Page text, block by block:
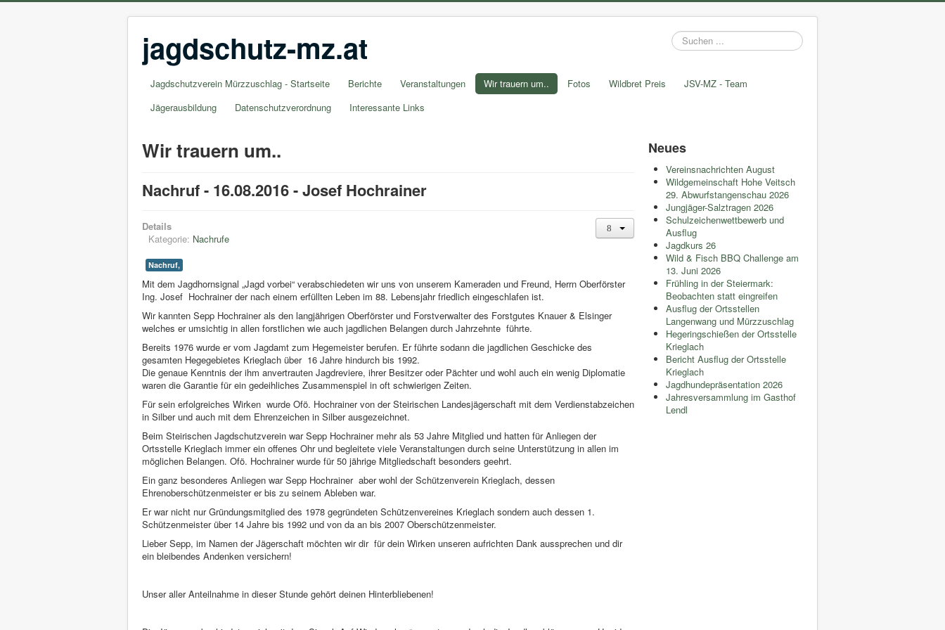
jagdschutz-mz.at
Suchen
...
Jagdschutzverein Mürzzuschlag - Startseite Berichte Veranstaltungen Wir trauern um.. Fotos Wildbret Preis
JSV-MZ - Team
Jägerausbildung
Datenschutzverordnung Interessante Links
Wir trauern um..
Nachruf - 16.08.2016 - Josef Hochrainer
Details
Kategorie: Nachrufe
Nachruf,
Mit dem Jagdhornsignal „Jagd vorbei“ verabschiedeten wir uns von unserem Kameraden und Freund, Herrn Oberförster
Ing. Josef Hochrainer der nach einem erfüllten Leben im 88. Lebensjahr friedlich eingeschlafen ist.
Wir kannten Sepp Hochrainer als den langjährigen Oberförster und Forstverwalter des Forstgutes Knauer & Elsinger
welches er umsichtig in allen forstlichen wie auch jagdlichen Belangen durch Jahrzehnte führte.
Bereits 1976 wurde er vom Jagdamt zum Hegemeister berufen. Er führte sodann die jagdlichen Geschicke des
gesamten Hegegebietes Krieglach über 16 Jahre hindurch bis 1992.
Die genaue Kenntnis der ihm anvertrauten Jagdreviere, ihrer Besitzer oder Pächter und wohl auch ein wenig Diplomatie
waren die Garantie für ein gedeihliches Zusammenspiel in oft schwierigen Zeiten.
Für sein erfolgreiches Wirken wurde Ofö. Hochrainer von der Steirischen Landesjägerschaft mit dem Verdienstabzeichen
in Silber und auch mit dem Ehrenzeichen in Silber ausgezeichnet.
Beim Steirischen Jagdschutzverein war Sepp Hochrainer mehr als 53 Jahre Mitglied und hatten für Anliegen der
Ortsstelle Krieglach immer ein offenes Ohr und begleitete viele Veranstaltungen durch seine Unterstützung in allen im
möglichen Belangen. Ofö. Hochrainer wurde für 50 jährige Mitgliedschaft besonders geehrt.
Ein ganz besonderes Anliegen war Sepp Hochrainer aber wohl der Schützenverein Krieglach, dessen
Ehrenoberschützenmeister er bis zu seinem Ableben war.
Er war nicht nur Gründungsmitglied des 1978 gegründeten Schützenvereines Krieglach sondern auch dessen 1.
Schützenmeister über 14 Jahre bis 1992 und von da an bis 2007 Oberschützenmeister.
Lieber Sepp, im Namen der Jägerschaft möchten wir dir für dein Wirken unseren aufrichten Dank aussprechen und dir
ein bleibendes Andenken versichern!
Unser aller Anteilnahme in dieser Stunde gehört deinen Hinterbliebenen!
Neues
Vereinsnachrichten August
Wildgemeinschaft Hohe Veitsch
29. Abwurfstangenschau 2026
Jungjäger-Salztragen 2026
Schulzeichenwettbewerb und
Ausflug
Jagdkurs 26
Wild & Fisch BBQ Challenge am
13. Juni 2026
Frühling in der Steiermark:
Beobachten statt eingreifen
Ausflug der Ortsstellen
Langenwang und Mürzzuschlag
Hegeringschießen der Ortsstelle
Krieglach
Bericht Ausflug der Ortsstelle
Krieglach
Jagdhundepräsentation 2026
Jahresversammlung im Gasthof
Lendl